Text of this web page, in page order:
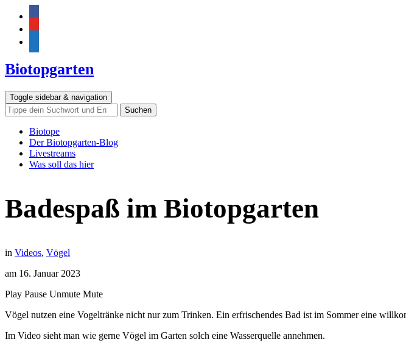
Biotopgarten
Toggle sidebar & navigation
Biotope
Der Biotopgarten-Blog
Livestreams
Was soll das hier
Badespaß im Biotopgarten
in Videos, Vögel
am 16. Januar 2023
Play Pause Unmute Mute
Vögel nutzen eine Vogeltränke nicht nur zum Trinken. Ein erfrischendes Bad ist im Sommer eine
Im Video sieht man wie gerne Vögel im Garten solch eine Wasserquelle annehmen.